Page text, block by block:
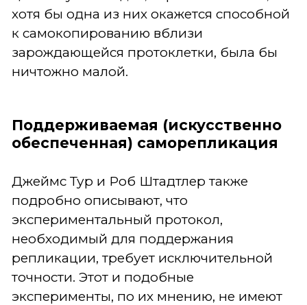
хотя бы одна из них окажется способной
к самокопированию вблизи
зарождающейся протоклетки, была бы
ничтожно малой.
Поддерживаемая (искусственно
обеспеченная) саморепликация
Джеймс Тур и Роб Штадтлер также
подробно описывают, что
экспериментальный протокол,
необходимый для поддержания
репликации, требует исключительной
точности. Этот и подобные
эксперименты, по их мнению, не имеют